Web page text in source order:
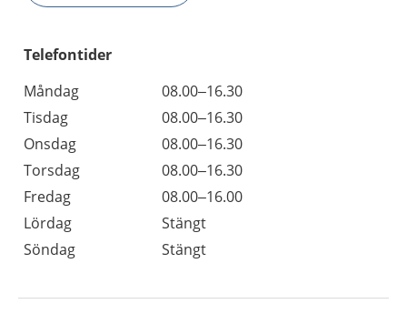
Telefontider
Måndag
08.00–16.30
Tisdag
08.00–16.30
Onsdag
08.00–16.30
Torsdag
08.00–16.30
Fredag
08.00–16.00
Lördag
Stängt
Söndag
Stängt